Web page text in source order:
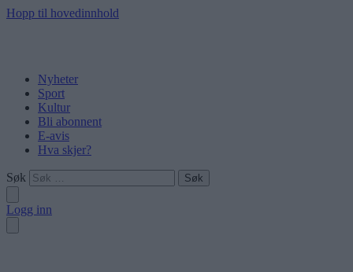
Hopp til hovedinnhold
Nyheter
Sport
Kultur
Bli abonnent
E-avis
Hva skjer?
Søk
Logg inn